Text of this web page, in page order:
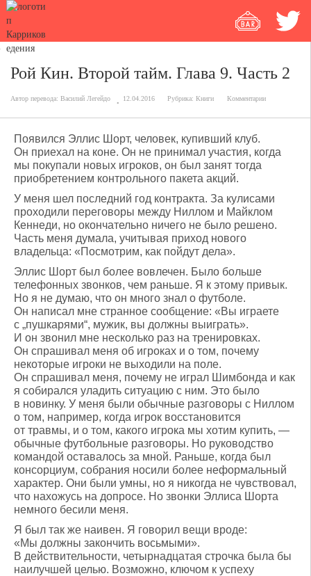
Рой Кин. Второй тайм. Глава 9. Часть 2
Автор перевода: Василий Легейдо 12.04.2016 Рубрика: Книги Комментарии
Появился Эллис Шорт, человек, купивший клуб.
Он приехал на коне. Он не принимал участия, когда
мы покупали новых игроков, он был занят тогда
приобретением контрольного пакета акций.
У меня шел последний год контракта. За кулисами
проходили переговоры между Ниллом и Майклом
Кеннеди, но окончательно ничего не было решено.
Часть меня думала, учитывая приход нового
владельца: «Посмотрим, как пойдут дела».
Эллис Шорт был более вовлечен. Было больше
телефонных звонков, чем раньше. Я к этому привык.
Но я не думаю, что он много знал о футболе.
Он написал мне странное сообщение: «Вы играете
с „пушкарями“, мужик, вы должны выиграть».
И он звонил мне несколько раз на тренировках.
Он спрашивал меня об игроках и о том, почему
некоторые игроки не выходили на поле.
Он спрашивал меня, почему не играл Шимбонда и как
я собирался уладить ситуацию с ним. Это было
в новинку. У меня были обычные разговоры с Ниллом
о том, например, когда игрок восстановится
от травмы, и о том, какого игрока мы хотим купить, —
обычные футбольные разговоры. Но руководство
командой оставалось за мной. Раньше, когда был
консорциум, собрания носили более неформальный
характер. Они были умны, но я никогда не чувствовал,
что нахожусь на допросе. Но звонки Эллиса Шорта
немного бесили меня.
Я был так же наивен. Я говорил вещи вроде:
«Мы должны закончить восьмыми».
В действительности, четырнадцатая строчка была бы
наилучшей целью. Возможно, ключом к успеху